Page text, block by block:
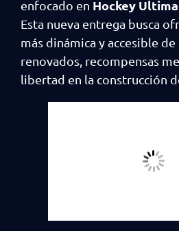
enfocado en Hockey
Esta nueva entrega busca
más dinámica y accesible
renovados, recompensas
libertad en la construcción